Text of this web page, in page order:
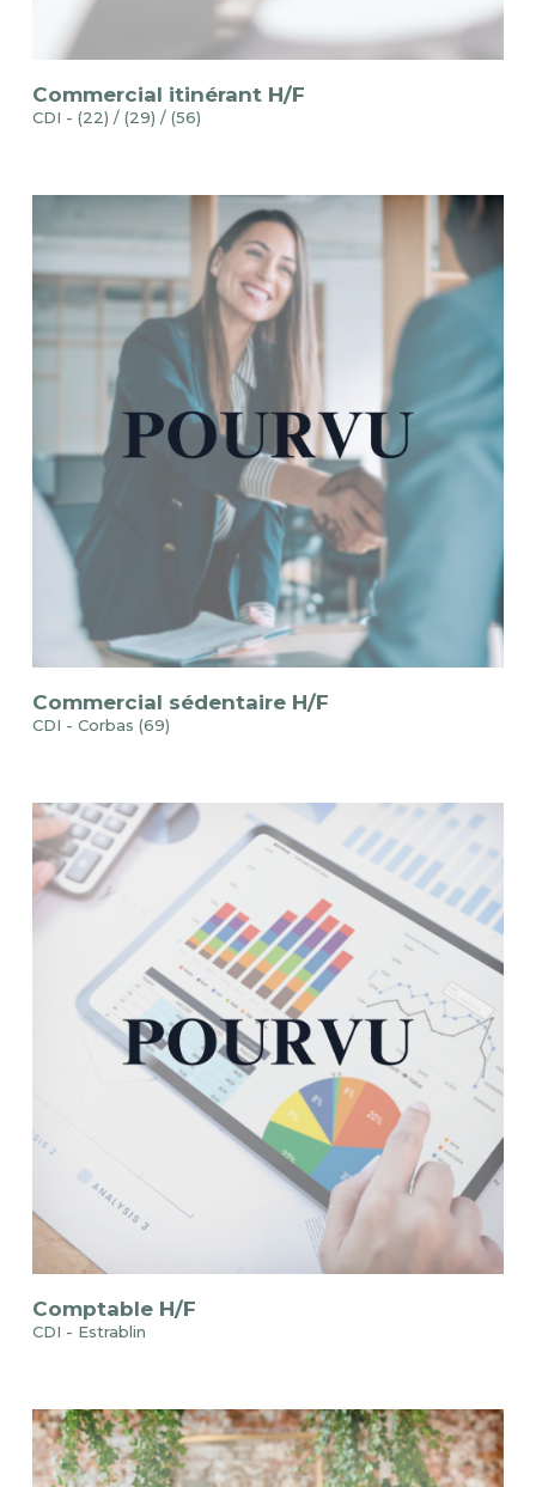
Commercial itinérant H/F
CDI - (22) / (29) / (56)
Commercial sédentaire H/F
CDI - Corbas (69)
Comptable H/F
CDI - Estrablin